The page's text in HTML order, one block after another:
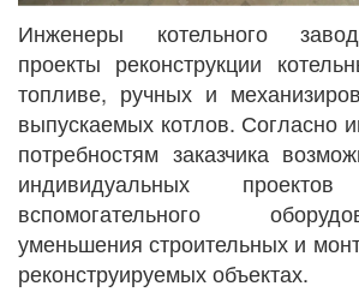
Инженеры котельного
проекты реконструкции
топливе, ручных и
выпускаемых котлов. Согласно
потребностям заказчика
индивидуальных
вспомогательного
уменьшения строительных и
реконструируемых объектах.